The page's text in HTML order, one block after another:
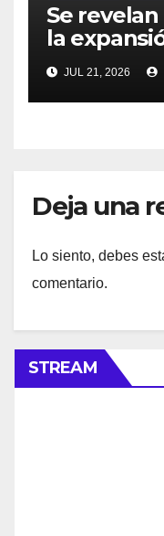
Se
la
del JCC
JUL 21, 2026
Deja una
Lo siento, debes
comentario.
STREAM